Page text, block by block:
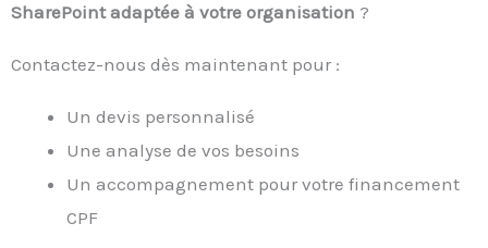
SharePoint adaptée à votre organisation ?
Contactez-nous dès maintenant pour :
Un devis personnalisé
Une analyse de vos besoins
Un accompagnement pour votre financement
CPF